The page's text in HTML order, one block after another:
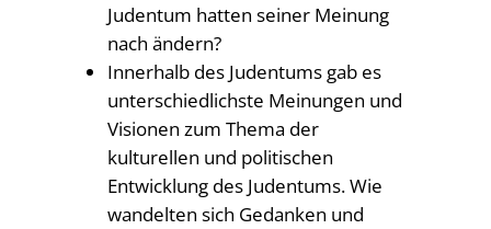
Judentum hatten seiner Meinung
nach ändern?
Innerhalb des Judentums gab es
unterschiedlichste Meinungen und
Visionen zum Thema der
kulturellen und politischen
Entwicklung des Judentums. Wie
wandelten sich Gedanken und